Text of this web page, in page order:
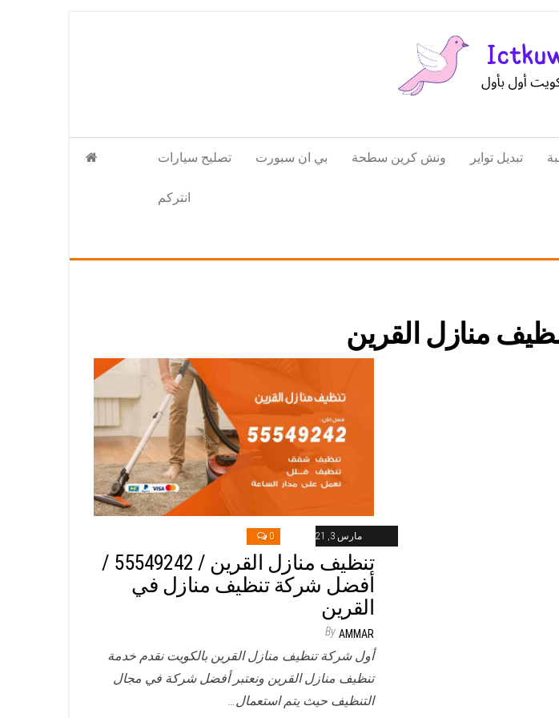
الكويت
تكنولوجيا
المعلومات
تصليح سيارات بي ان سبورت ونش كرين سطحة تبديل تواير
انتركم
منازل القرين
مارس 3, 2021 0
تنظيف منازل القرين / 55549242 /
أفضل شركة تنظيف منازل في
القرين
By AMMAR
أول شركة تنظيف منازل القرين بالكويت نقدم خدمة
تنظيف منازل القرين ونعتبر أفضل شركة في مجال
التنظيف حيث يتم استعمال…